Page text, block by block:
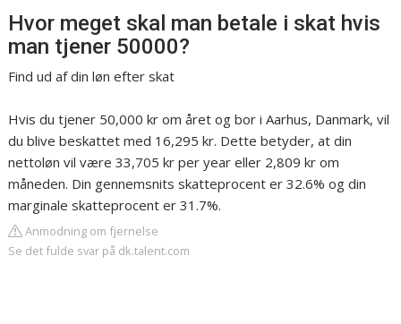
Hvor meget skal man betale i skat hvis
man tjener 50000?
Find ud af din løn efter skat
Hvis du tjener 50,000 kr om året og bor i Aarhus, Danmark, vil
du blive beskattet med 16,295 kr. Dette betyder, at din
nettoløn vil være 33,705 kr per year eller 2,809 kr om
måneden. Din gennemsnits skatteprocent er 32.6% og din
marginale skatteprocent er 31.7%.
Anmodning om fjernelse
Se det fulde svar på dk.talent.com